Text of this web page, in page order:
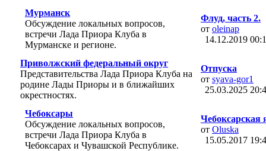
Мурманск
Обсуждение локальных вопросов,
встречи Лада Приора Клуба в
Мурманске и регионе.
Флуд, часть 2.
от oleinap
14.12.2019
Приволжский федеральный округ
Представительства Лада Приора Клуба на
родине Лады Приоры и в ближайших
окрестностях.
Отпуска
от syava-gor1
25.03.2025
Чебоксары
Обсуждение локальных вопросов,
встречи Лада Приора Клуба в
Чебоксарах и Чувашской Республике.
Чебоксарская
от Oluska
15.05.2017